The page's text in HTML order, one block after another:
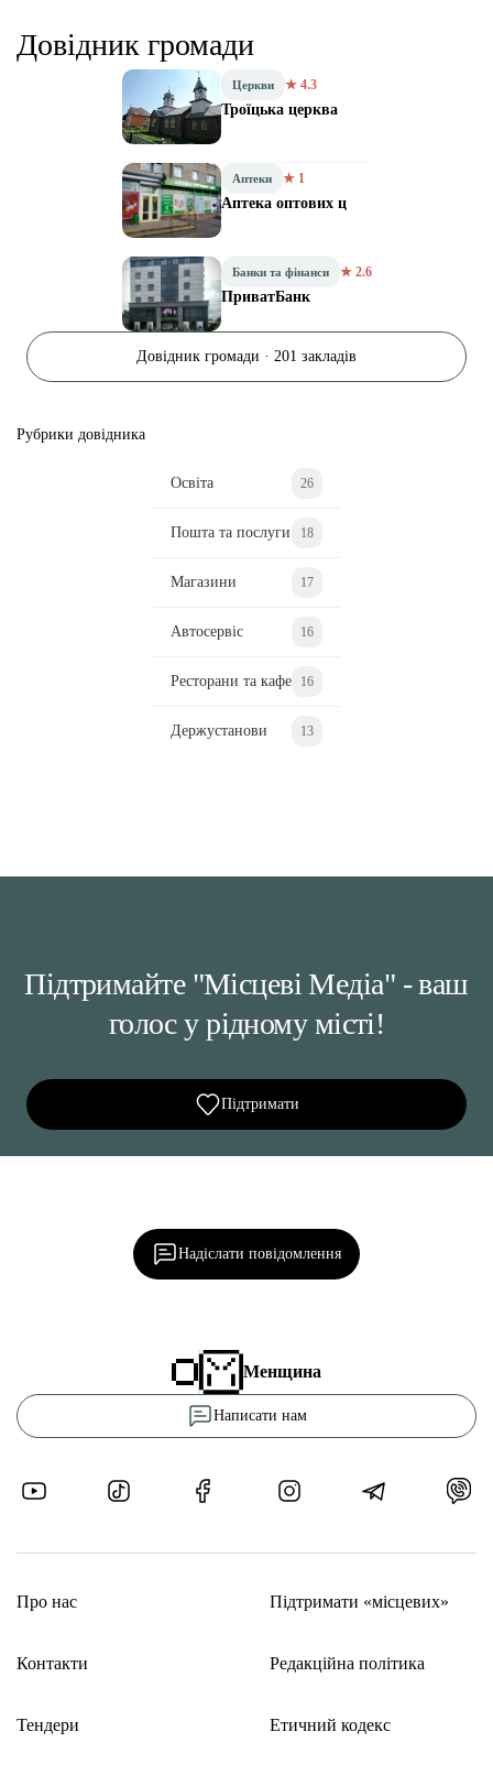
Довідник громади
Церкви ★ 4.3
Троїцька церква
Аптеки ★ 1
Аптека оптових ц
Банки та фінанси ★ 2.6
ПриватБанк
Довідник громади · 201 закладів
Рубрики довідника
Освіта 26
Пошта та послуги 18
Магазини 17
Автосервіс 16
Ресторани та кафе 16
Держустанови 13
Підтримайте "Місцеві Медіа" - ваш
голос у рідному місті!
Підтримати
Надіслати повідомлення
Менщина
Написати нам
Про нас
Контакти
Тендери
Підтримати «місцевих»
Редакційна політика
Етичний кодекс